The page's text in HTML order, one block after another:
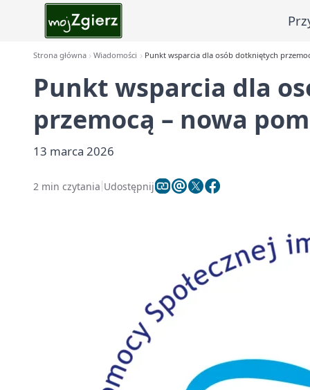
Strona główna Wiadomości Punkt wsparcia dla osób dotkniętych
Punkt wsparcia dla
przemocą – nowa
13 marca 2026
2 min czytania Udostępnij